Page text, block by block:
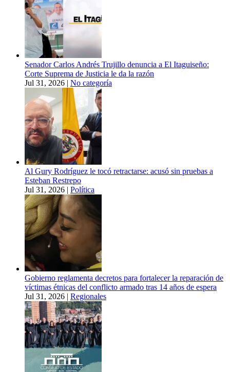
Senador Carlos Andrés Trujillo denuncia a El Itaguiseño:
Corte Suprema de Justicia le da la razón
Jul 31, 2026 | No categoría
Al Gury Rodríguez le tocó retractarse: acusó sin pruebas a
Esteban Restrepo
Jul 31, 2026 | Política
Gobierno reglamenta decretos para fortalecer la reparación de
víctimas étnicas del conflicto armado tras 14 años de espera
Jul 31, 2026 | Regionales